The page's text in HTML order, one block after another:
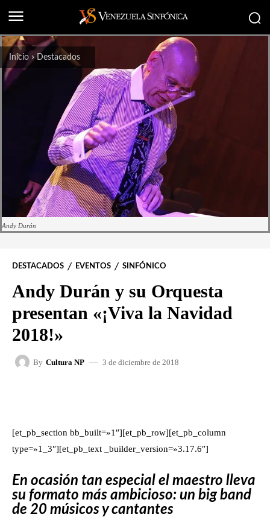
Inicio Destacados
Andy Durán
DESTACADOS EVENTOS SINFÓNICO
Andy Durán y su Orquesta
presentan «¡Viva la Navidad
2018!»
By Cultura NP 3 de diciembre de 2018
[et_pb_section bb_built=»1″][et_pb_row][et_pb_column
type=»1_3″][et_pb_text _builder_version=»3.17.6″]
En ocasión tan especial el maestro lleva
su formato más ambicioso: un big band
de 20 músicos y cantantes